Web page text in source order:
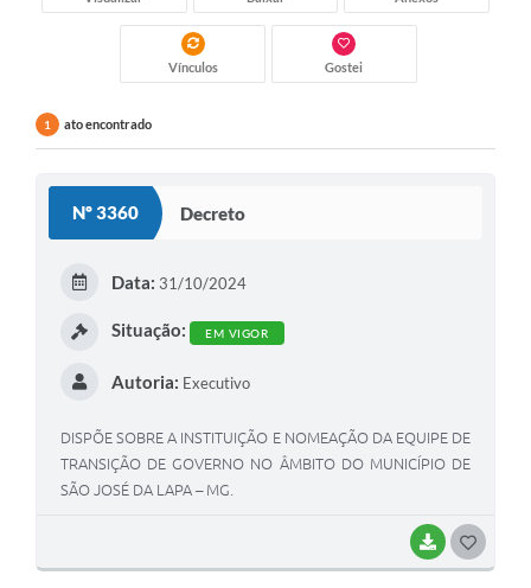
Vínculos Gostei
1 ato encontrado
Nº 3360 Decreto
BAIXAR
Data: 31/10/2024
Situação: EM VIGOR
Autoria: Executivo
DISPÕE SOBRE A INSTITUIÇÃO E NOMEAÇÃO DA EQUIPE DE
TRANSIÇÃO DE GOVERNO NO ÂMBITO DO MUNICÍPIO DE
SÃO JOSÉ DA LAPA – MG.